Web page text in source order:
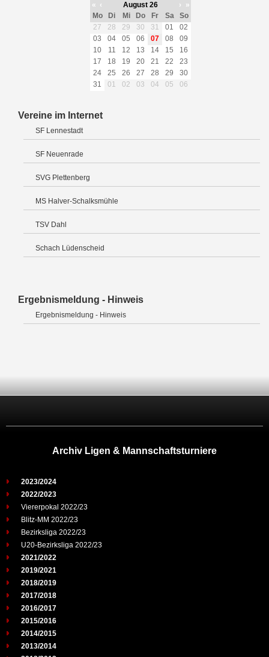
« ‹ August 26 ›
»
Mo
Di Mi Do Fr Sa
So
27
28 29 30 31 01
02
03
04 05 06 07 08
09
10
11 12 13 14 15
16
17
18 19 20 21 22
23
24
25 26 27 28 29
30
31
01 02 03 04 05 06
Vereine im Internet
SF Lennestadt
SF Neuenrade
SVG Plettenberg
MS Halver-Schalksmühle
TSV Dahl
Schach Lüdenscheid
Ergebnismeldung - Hinweis
Ergebnismeldung - Hinweis
Archiv Ligen & Mannschaftsturniere
2023/2024
2022/2023
Viererpokal 2022/23
Blitz-MM 2022/23
Bezirksliga 2022/23
U20-Bezirksliga 2022/23
2021/2022
2019/2021
2018/2019
2017/2018
2016/2017
2015/2016
2014/2015
2013/2014